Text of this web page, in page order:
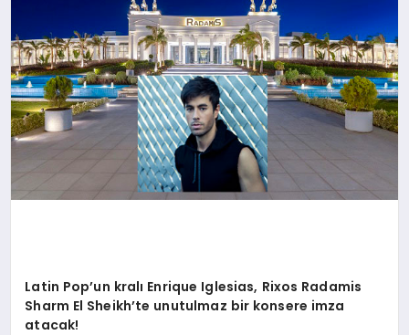
Latin Pop’un kralı Enrique Iglesias, Rixos Radamis
Sharm El Sheikh’te unutulmaz bir konsere imza
atacak!